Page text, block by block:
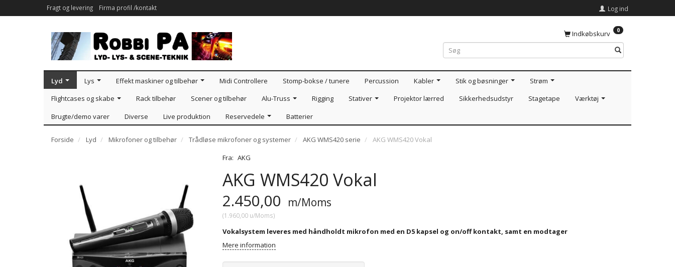
Fragt og levering Firma profil /kontakt Log ind
Indkøbskurv 0
Lyd Lys Effekt maskiner og tilbehør Midi Controllere Stomp-bokse / tunere Percussion Kabler Stik og bøsninger
Strøm
Flightcases og skabe
Rack tilbehør Scener og tilbehør Alu-Truss Rigging Stativer Projektor lærred Sikkerhedsudstyr Stagetape
Værktøj
Brugte/demo varer
Diverse Live produktion Reservedele Batterier
Forside Lyd Mikrofoner og tilbehør Trådløse mikrofoner og systemer AKG WMS420 serie
AKG WMS420 Vokal
Fra: AKG
AKG WMS420 Vokal
2.450,00 m/Moms
(1.960,00 u/Moms)
Vokalsystem leveres med håndholdt mikrofon med en D5 kapsel og on/off kontakt, samt en modtager
Mere information